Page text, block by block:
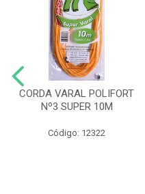
CORDA VARAL POLIFORT
Nº3 SUPER 10M
Código: 12322